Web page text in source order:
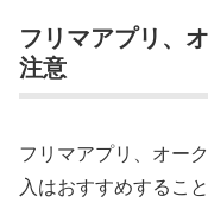
フリマアプリ、
注意
フリマアプリ、オー
入はおすすめするこ